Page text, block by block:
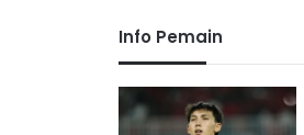
Info Pemain